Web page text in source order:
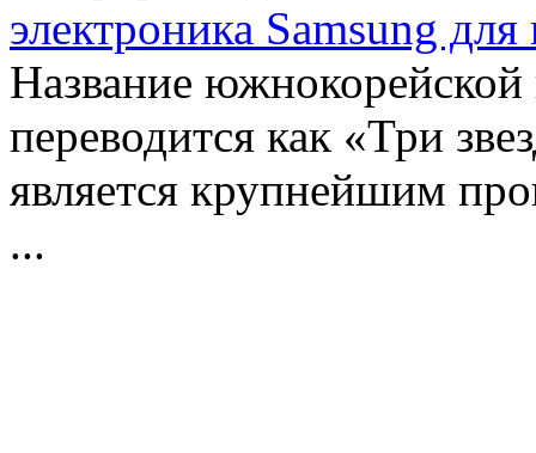
электроника Samsung
Название
переводится как «Три
является крупнейшим
...